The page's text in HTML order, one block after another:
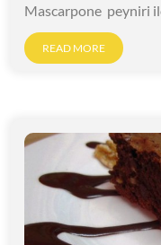
Mascarpone peyniri
READ MORE